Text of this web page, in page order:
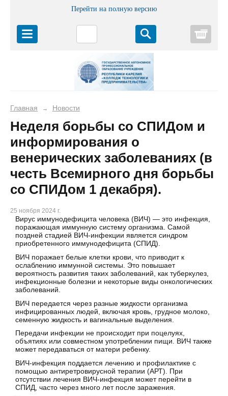
Перейти на полную версию
Главная → Новости
Неделя борьбы со СПИДом и
информирования о
венерических заболеваниях (в
честь Всемирного дня борьбы
со СПИДом 1 декабря).
25 ноября 2024 г.
Вирус иммунодефицита человека (ВИЧ) — это инфекция,
поражающая иммунную систему организма. Самой
поздней стадией ВИЧ-инфекции является синдром
приобретенного иммунодефицита (СПИД).
ВИЧ поражает белые клетки крови, что приводит к
ослаблению иммунной системы. Это повышает
вероятность развития таких заболеваний, как туберкулез,
инфекционные болезни и некоторые виды онкологических
заболеваний.
ВИЧ передается через разные жидкости организма
инфицированных людей, включая кровь, грудное молоко,
семенную жидкость и вагинальные выделения.
Передачи инфекции не происходит при поцелуях,
объятиях или совместном употреблении пищи. ВИЧ также
может передаваться от матери ребенку.
ВИЧ-инфекция поддается лечению и профилактике с
помощью антиретровирусной терапии (АРТ). При
отсутствии лечения ВИЧ-инфекция может перейти в
СПИД, часто через много лет после заражения.